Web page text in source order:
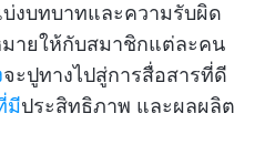
งบทบาทและความรับผิด
ายให้กับสมาชิกแต่ละคน
จะปูทางไปสู่การสื่อสารที่ดี
มีประสิทธิภาพ และผลผลิต